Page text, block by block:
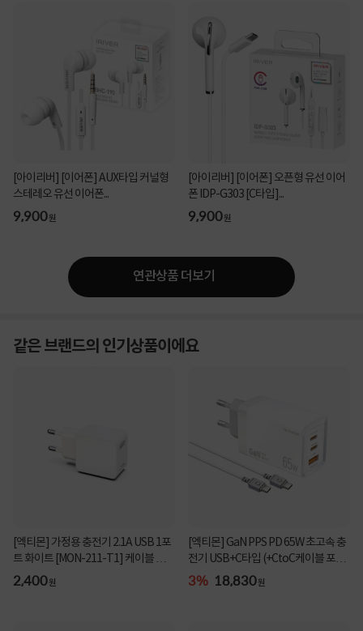
[아이리버] [이어폰] AUX타입 커널형
스테레오 유선 이어폰...
9,900원
[아이리버] [이어폰] 오픈형 유선 이어
폰 IDP-G303 [C타입]...
9,900원
연관상품 더보기
같은 브랜드의 인기상품이에요
[엑티몬] 가정용 충전기 2.1A USB 1포
트 화이트 [MON-211-T1] 케이블 미포
함
2,400원
[엑티몬] GaN PPS PD 65W 초고속 충
전기 USB+C타입 (+CtoC케이블 포함)
[C타입:2포트...
3% 18,830원